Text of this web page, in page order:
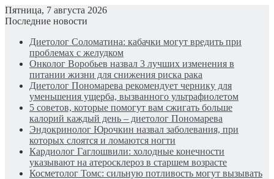
Пятница, 7 августа 2026
Последние новости
Диетолог Соломатина: кабачки могут вредить при
проблемах с желудком
Онколог Воробьев назвал 3 лучших изменения в
питании жизни для снижения риска рака
Диетолог Пономарева рекомендует чернику для
уменьшения ущерба, вызванного ультрафиолетом
5 советов, которые помогут вам сжигать больше
калорий каждый день – диетолог Пономарева
Эндокринолог Юрочкин назвал заболевания, при
которых слоятся и ломаются ногти
Кардиолог Гаглошвили: холодные конечности
указывают на атеросклероз в старшем возрасте
Косметолог Томс: сильную потливость могут вызывать